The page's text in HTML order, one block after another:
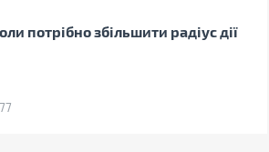
потрібно збільшити радіус дії
77